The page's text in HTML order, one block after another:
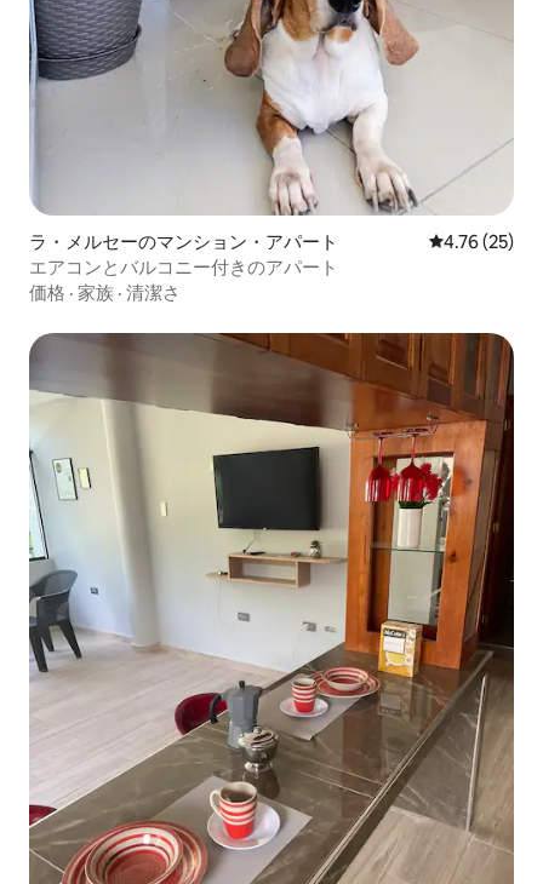
ラ・メルセーのマンション・アパート レビュー25
4.76 (25)
エアコンとバルコニー付きのアパート
価格 · 家族 · 清潔さ